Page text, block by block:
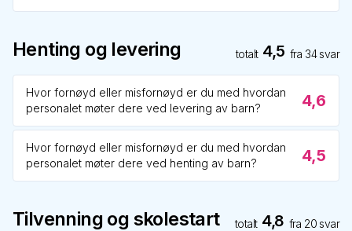
Henting og levering totalt 4,5 fra 34svar
Hvor fornøyd eller misfornøyd er du med hvordan
personalet møter dere ved levering av barn?
4,6
Hvor fornøyd eller misfornøyd er du med hvordan
personalet møter dere ved henting av barn?
4,5
Tilvenning og skolestart totalt 4,8 fra 20 svar